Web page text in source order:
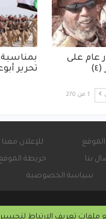
عام على
تحرير
1 من 270
للإعلان معنا
بنا
خريطة
سياسة الخصوصية
ملفات تعريف الارتباط